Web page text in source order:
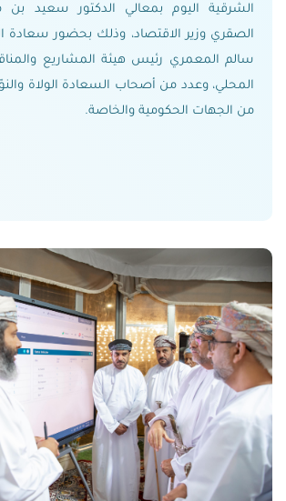
الشرقية اليوم بمعالي الدكتور سعيد
الصقري وزير الاقتصاد، وذلك بحضور سعادة
سالم المعمري رئيس هيئة المشاريع
المحلي، وعدد من أصحاب السعادة الولاة
من الجهات الحكومية والخاصة.